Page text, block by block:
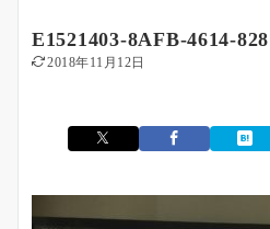
E1521403-8AFB-4614-
2018年11月12日